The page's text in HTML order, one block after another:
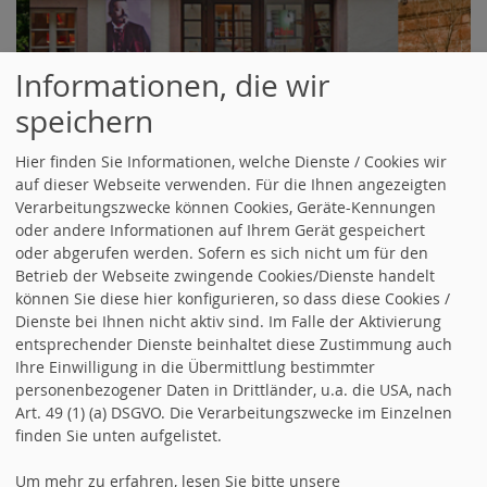
Email senden
Das Emailformular kann nur mit einer
Herkunftsadresse (Referrer) von dieser Seite
verwendet werden. Bitte konfigurieren Sie Ihre
Firewall. Sie können die Email an folgende Adresse
senden:
Jetzt Mitglied werden
Informationen, die wir
speichern
Hier finden Sie Informationen, welche Dienste / Cookies wir
auf dieser Webseite verwenden. Für die Ihnen angezeigten
Verarbeitungszwecke können Cookies, Geräte-Kennungen
oder andere Informationen auf Ihrem Gerät gespeichert
oder abgerufen werden. Sofern es sich nicht um für den
Betrieb der Webseite zwingende Cookies/Dienste handelt
können Sie diese hier konfigurieren, so dass diese Cookies /
Dienste bei Ihnen nicht aktiv sind. Im Falle der Aktivierung
entsprechender Dienste beinhaltet diese Zustimmung auch
Ihre Einwilligung in die Übermittlung bestimmter
personenbezogener Daten in Drittländer, u.a. die USA, nach
Art. 49 (1) (a) DSGVO. Die Verarbeitungszwecke im Einzelnen
finden Sie unten aufgelistet.
Um mehr zu erfahren, lesen Sie bitte unsere